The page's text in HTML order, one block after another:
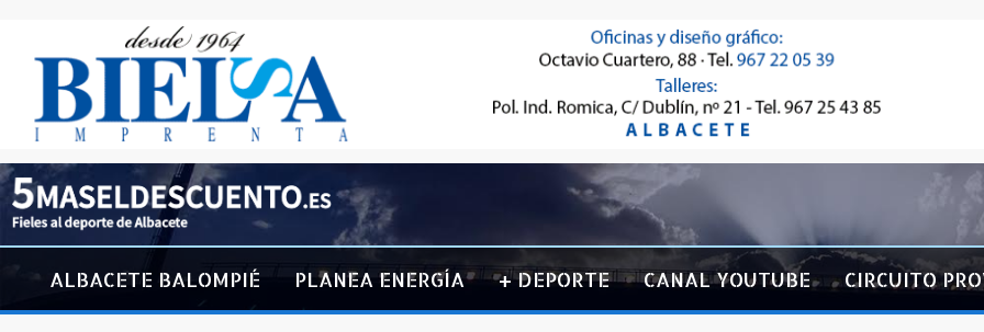
ALBACETE BALOMPIÉ PLANEA ENERGÍA + DEPORTE CANAL YOUTUBE CIRCUITO